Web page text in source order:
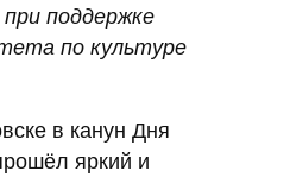
поддержке
по культуре
в канун Дня
яркий и